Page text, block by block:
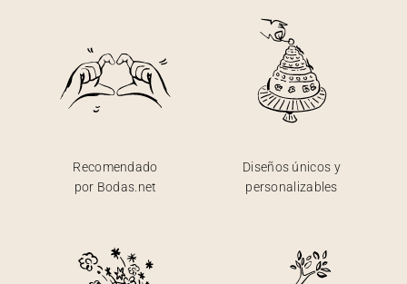
Recomendado
por Bodas.net
Diseños únicos y
personalizables